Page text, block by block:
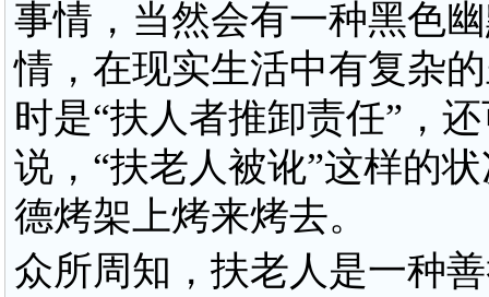
事情，当然会有一种黑色
情，在现实生活中有复杂
时是“扶人者推卸责任”，
说，“扶老人被讹”这样的
德烤架上烤来烤去。
众所周知，扶老人是一种